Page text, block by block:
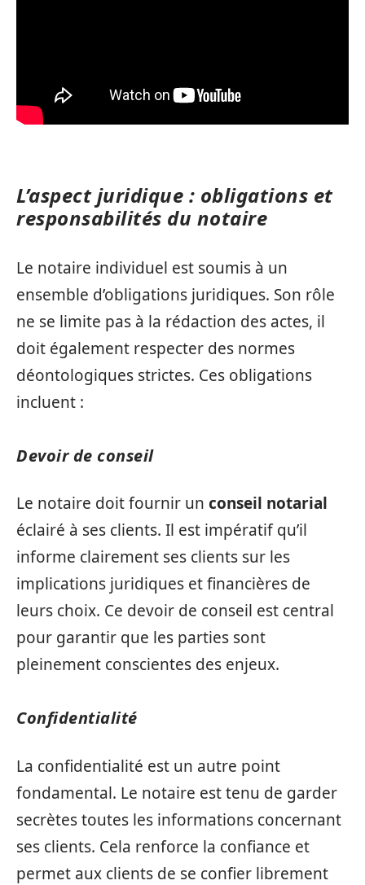
L’aspect juridique : obligations et
responsabilités du notaire
Le notaire individuel est soumis à un
ensemble d’obligations juridiques. Son rôle
ne se limite pas à la rédaction des actes, il
doit également respecter des normes
déontologiques strictes. Ces obligations
incluent :
Devoir de conseil
Le notaire doit fournir un conseil notarial
éclairé à ses clients. Il est impératif qu’il
informe clairement ses clients sur les
implications juridiques et financières de
leurs choix. Ce devoir de conseil est central
pour garantir que les parties sont
pleinement conscientes des enjeux.
Confidentialité
La confidentialité est un autre point
fondamental. Le notaire est tenu de garder
secrètes toutes les informations concernant
ses clients. Cela renforce la confiance et
permet aux clients de se confier librement